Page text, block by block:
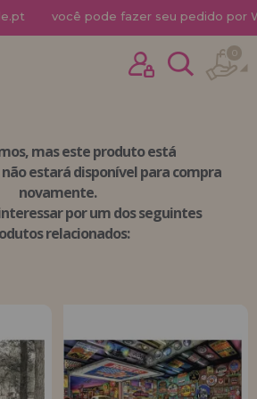
ADULTOS
MARCAS
PARA
você pode fazer seu pedido por
0
maseste produto está
estará disponível para compra
novamente.
por um dos seguintes
relacionados: